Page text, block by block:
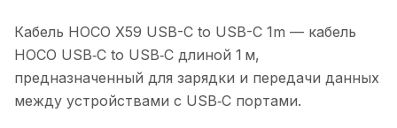
Кабель HOCO X59 USB-C to USB-C 1m — кабель
HOCO USB‑C to USB‑C длиной 1 м,
предназначенный для зарядки и передачи данных
между устройствами с USB‑C портами.